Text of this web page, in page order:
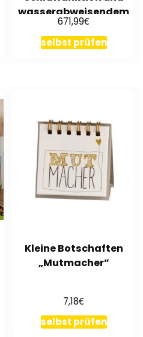
wasserabweisendem
Bezug, 221cm br.
671,99€
selbst prüfen
Kleine Botschaften
„Mutmacher”
7,18€
selbst prüfen